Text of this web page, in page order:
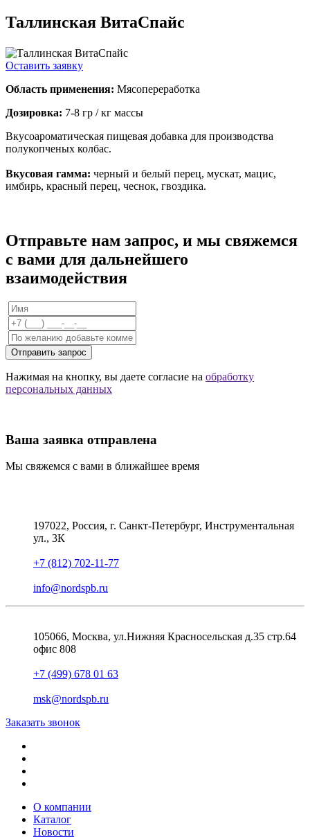
Таллинская ВитаСпайс
Оставить заявку
Область применения: Мясопереработка
Дозировка: 7-8 гр / кг массы
Вкусоароматическая пищевая добавка для производства
полукопченых колбас.
Вкусовая гамма: черный и белый перец, мускат, мацис,
имбирь, красный перец, чеснок, гвоздика.
Отправьте нам запрос, и мы свяжемся
с вами для дальнейшего
взаимодействия
Отправить запрос
Нажимая на кнопку, вы даете согласие на обработку
персональных данных
Ваша заявка отправлена
Мы свяжемся с вами в ближайшее время
197022, Россия, г. Санкт-Петербург, Инструментальная
ул., 3К
+7 (812) 702-11-77
info@nordspb.ru
105066, Москва, ул.Нижняя Красносельская д.35 стр.64
офис 808
+7 (499) 678 01 63
msk@nordspb.ru
Заказать звонок
О компании
Каталог
Новости